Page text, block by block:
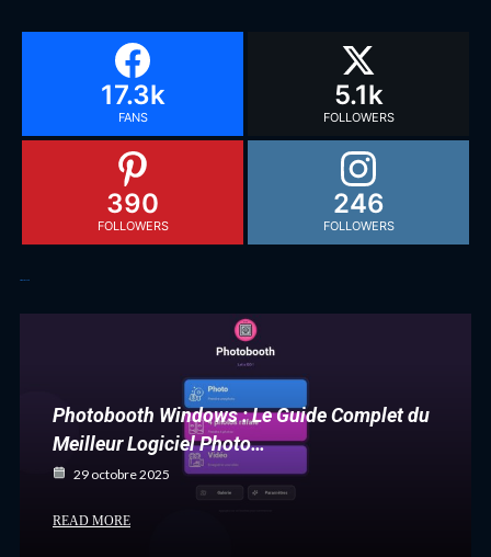
17.3k
FANS
5.1k
FOLLOWERS
390
FOLLOWERS
246
FOLLOWERS
Photobooth Windows : Le Guide Complet du
Meilleur Logiciel Photo…
29 octobre 2025
READ MORE